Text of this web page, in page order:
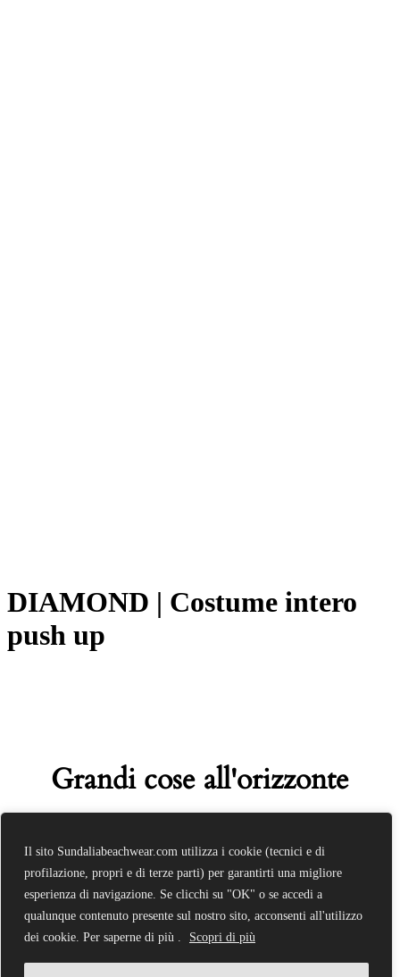
Il sito Sundaliabeachwear.com utilizza i cookie (tecnici e di
profilazione, propri e di terze parti) per garantirti una migliore
esperienza di navigazione. Se clicchi su "OK" o se accedi a
qualunque contenuto presente sul nostro sito, acconsenti all'utilizzo
dei cookie. Per saperne di più .
Scopri di più
DIAMOND | Costume intero
push up
Grandi cose all'orizzonte
Sta nascendo qualcosa di grosso! Il nostro negozio è in
lavorazione e aprirà presto!